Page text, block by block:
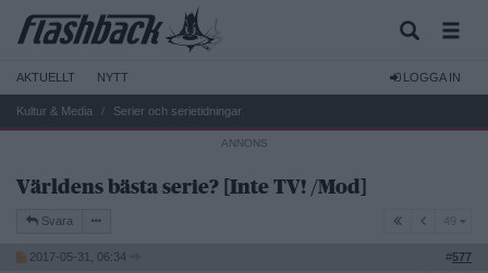
AKTUELLT NYTT LOGGA IN
Kultur & Media Serier och serietidningar
Världens bästa serie? [Inte TV! /Mod]
Svara 49
2017-05-31, 06:34 #577